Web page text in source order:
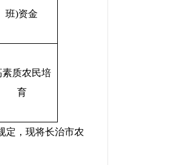
班)资金
素质农民培
育
定，现将长治市农